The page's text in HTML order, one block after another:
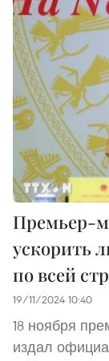
Премьер-
ускорить
по всей
19/11/2024 10:40
18 ноября
издал